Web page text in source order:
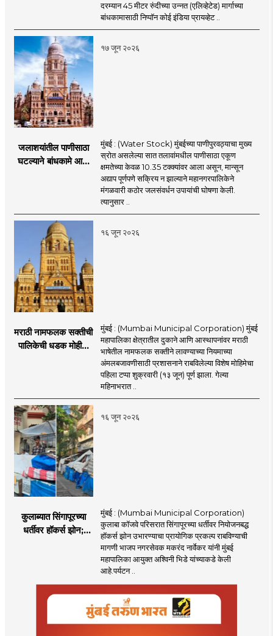
मंजुरीची प्रतीक्षा
दरम्यान 45 मीटर रुंदीच्या उन्नत (एलिव्हेटेड) मार्गाच्या
बांधकामासाठी निप्पॉन कोई इंडिया प्रायव्हेट ..
१७ जून २०२६
जलाशयांतील पाणीसाठा
घटल्याने बांधकामे आणि
निर्बंध
मुंबई : (Water Stock) मुंबईच्या पाणीपुरवठ्याचा मुख्य
स्रोत असलेल्या सात तलावांमधील पाणीसाठा एकूण
क्षमतेच्या केवळ 10.35 टक्क्यांवर आला असून, मान्सून
अद्याप पूर्णपणे सक्रिय न झाल्याने महानगरपालिकेने
मंगळवारी कठोर जलसंवर्धन उपायांची घोषणा केली.
त्यानुसार ..
१६ जून २०२६
मराठी नामफलक सक्तीची
पालिकेची धडक मोहीम;
मुंबई : (Mumbai Municipal Corporation) मुंबई
महापालिका क्षेत्रातील दुकाने आणि आस्थापनांवर मराठी
भाषेतील नामफलक सक्तीने लावण्याच्या नियमाच्या
अंमलबजावणीसाठी प्रशासनाने राबविलेल्या विशेष मोहिमेचा
पहिला टप्पा शुक्रवारी (१३ जून) पूर्ण झाला. गेल्या
महिनाभरात ..
१६ जून २०२६
कुलाब्यात सिंगापूरच्या
धर्तीवर हॉकर्स झोन;
आयुक्तांना पत्र
मुंबई : (Mumbai Municipal Corporation)
कुलाबा कॉजवे परिसरात सिंगापूरच्या धर्तीवर नियोजनबद्ध
हॉकर्स झोन उभारण्याचा प्रायोगिक प्रकल्प राबविण्याची
मागणी भाजप नगरसेवक मकरंद नार्वेकर यांनी मुंबई
महापालिका आयुक्त अश्विनी भिडे यांच्याकडे केली
आहे.पर्यटन ..